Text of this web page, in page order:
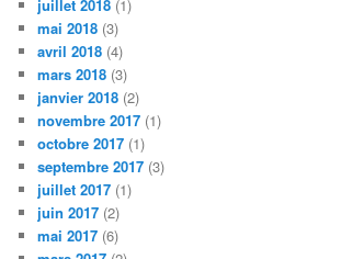
juillet 2018 (1)
mai 2018 (3)
avril 2018 (4)
mars 2018 (3)
janvier 2018 (2)
novembre 2017 (1)
octobre 2017 (1)
septembre 2017 (3)
juillet 2017 (1)
juin 2017 (2)
mai 2017 (6)